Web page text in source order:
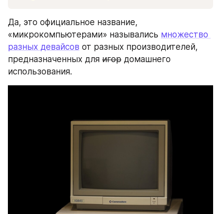
Да, это официальное название,
«микрокомпьютерами» назывались множество
разных девайсов от разных производителей,
предназначенных для игор домашнего
использования.